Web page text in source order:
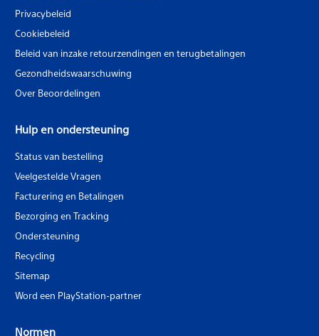
Privacybeleid
Cookiebeleid
Beleid van inzake retourzendingen en terugbetalingen
Gezondheidswaarschuwing
Over Beoordelingen
Hulp en ondersteuning
Status van bestelling
Veelgestelde Vragen
Facturering en Betalingen
Bezorging en Tracking
Ondersteuning
Recycling
Sitemap
Word een PlayStation-partner
Normen